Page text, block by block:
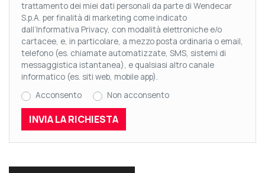
trattamento dei miei dati personali da parte di Wendecar
S.p.A. per finalità di marketing come indicato
dall’Informativa Privacy, con modalità elettroniche e/o
cartacee, e, in particolare, a mezzo posta ordinaria o email,
telefono (es. chiamate automatizzate, SMS, sistemi di
messaggistica istantanea), e qualsiasi altro canale
informatico (es. siti web, mobile app).
Acconsento
Non acconsento